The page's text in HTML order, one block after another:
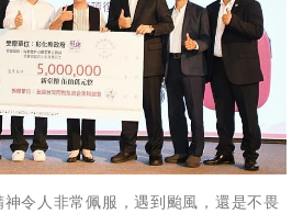
令人非常佩服，遇到颱風，還是不畏